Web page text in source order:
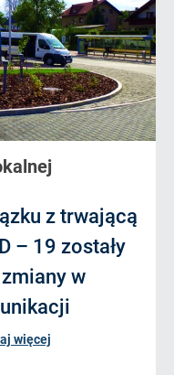
z trwającą
– 19 zostały
w
więcej